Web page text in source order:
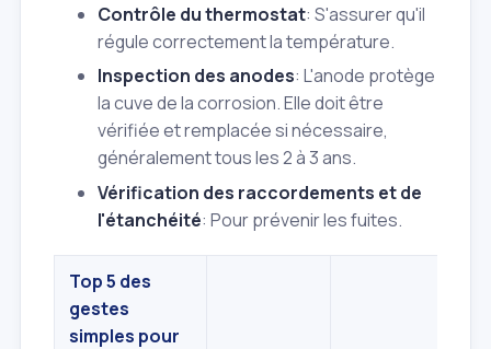
Contrôle du thermostat: S'assurer qu'il
régule correctement la température.
Inspection des anodes: L'anode protège
la cuve de la corrosion. Elle doit être
vérifiée et remplacée si nécessaire,
généralement tous les 2 à 3 ans.
Vérification des raccordements et de
l'étanchéité: Pour prévenir les fuites.
Top 5 des
gestes
simples pour